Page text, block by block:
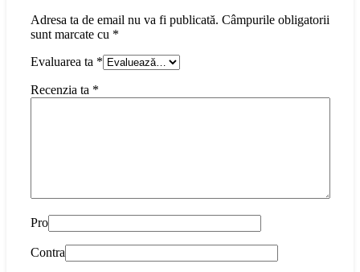
Adresa ta de email nu va fi publicată. Câmpurile obligatorii
sunt marcate cu *
Evaluarea ta *
Recenzia ta *
Pro
Contra